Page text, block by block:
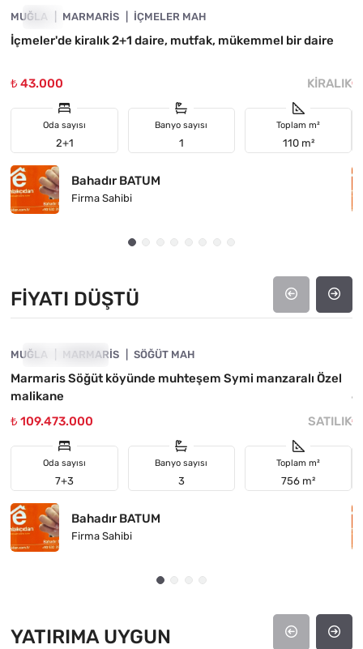
ACIL
MUĞLA MARMARIS İÇMELER MAH
İçmeler'de kiralık 2+1 daire, mutfak, mükemmel bir daire
₺ 43.000 KIRALIK
Oda sayısı
2+1
Banyo sayısı
1
Toplam m²
110 m²
Bahadır BATUM
Firma Sahibi
₺
FIYATI DÜŞTÜ
FIYATI DÜŞTÜ
MUĞLA MARMARIS SÖĞÜT MAH
Marmaris Söğüt köyünde muhteşem Symi manzaralı Özel
malikane
₺ 109.473.000
SATILIK
Oda sayısı
7+3
Banyo sayısı
3
Toplam m²
756 m²
Bahadır BATUM
Firma Sahibi
₺
YATIRIMA UYGUN